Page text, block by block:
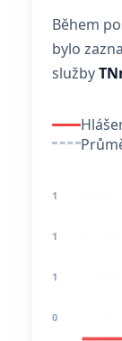
Během
bylo
služby
1
1
1
0